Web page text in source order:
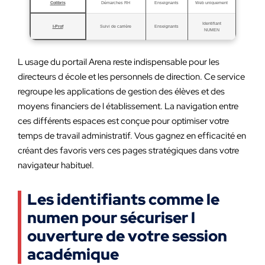
Colibris Démarches RH Enseignants Web uniquement
I-Prof Suivi de carrière Enseignants
Identifiant
NUMEN
L usage du portail Arena reste indispensable pour les
directeurs d école et les personnels de direction. Ce service
regroupe les applications de gestion des élèves et des
moyens financiers de l établissement. La navigation entre
ces différents espaces est conçue pour optimiser votre
temps de travail administratif. Vous gagnez en efficacité en
créant des favoris vers ces pages stratégiques dans votre
navigateur habituel.
Les identifiants comme le
numen pour sécuriser l
ouverture de votre session
académique